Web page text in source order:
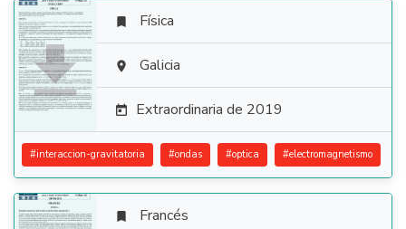

 Física
 Galicia
 Extraordinaria de 2019
#interaccion-gravitatoria #ondas #optica #electromagnetismo
 Francés